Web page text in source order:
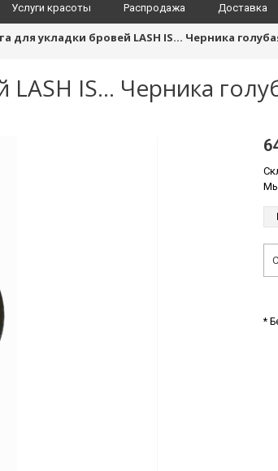
Услуги красоты Распродажа Доставка
для укладки бровей LASH IS... Черника
LASH IS... Черника
*